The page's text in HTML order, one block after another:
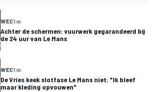
WEC1 m
Achter de schermen: vuurwerk gegarandeerd bij
de 24 uur van Le Mans
WEC1 m
De Vries keek slotfase Le Mans niet: "Ik bleef
maar kleding opvouwen"